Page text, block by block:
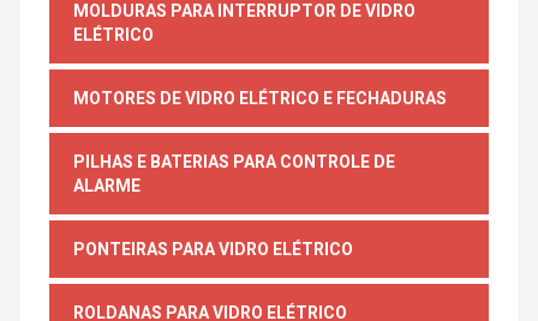
MOLDURAS PARA INTERRUPTOR DE VIDRO
ELÉTRICO
MOTORES DE VIDRO ELÉTRICO E FECHADURAS
PILHAS E BATERIAS PARA CONTROLE DE
ALARME
PONTEIRAS PARA VIDRO ELÉTRICO
ROLDANAS PARA VIDRO ELÉTRICO